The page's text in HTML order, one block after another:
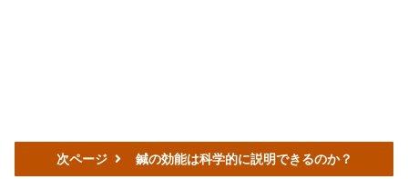
次ページ 鍼の効能は科学的に説明できるのか？